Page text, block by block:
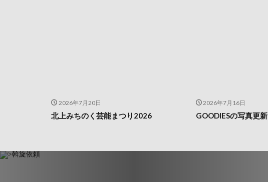
2026年7月20日
北上みちのく芸能まつり2026
2026年7月16日
GOODIESの写真更新